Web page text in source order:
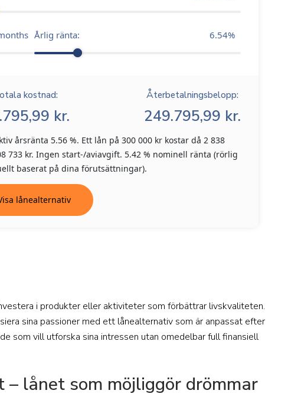
Årlig ränta: 6.54%
kostnad:
kr.
Återbetalningsbelopp:
249.795,99 kr.
årsränta 5.56 %. Ett lån på 300 000 kr kostar då 2 838
733 kr. Ingen start-/aviavgift. 5.42 % nominell ränta (rörlig
baserat på dina förutsättningar).
lånealternativ
i produkter eller aktiviteter som förbättrar livskvaliteten.
sina passioner med ett lånealternativ som är anpassat efter
som vill utforska sina intressen utan omedelbar full finansiell
lånet som möjliggör drömmar